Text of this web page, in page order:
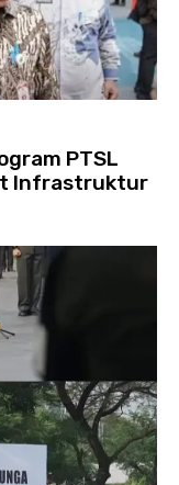
PTSL
Infrastruktur